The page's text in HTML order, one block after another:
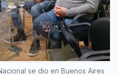
se dio en Buenos Aires